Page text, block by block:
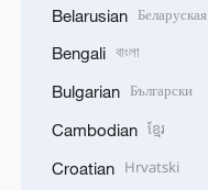
Belarusian Беларуская
Bengali বাংলা
Bulgarian Български
Cambodian ខ្មែរ
Croatian Hrvatski